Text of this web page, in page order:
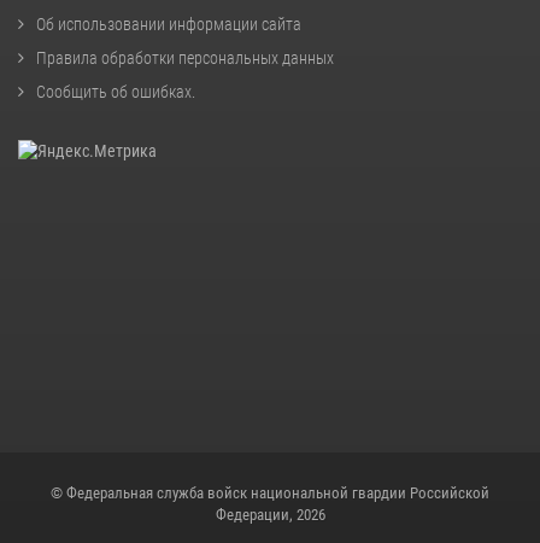
Об использовании информации сайта
Правила обработки персональных данных
Сообщить об ошибках
© Федеральная служба войск национальной гвардии Российской
Федерации, 2026